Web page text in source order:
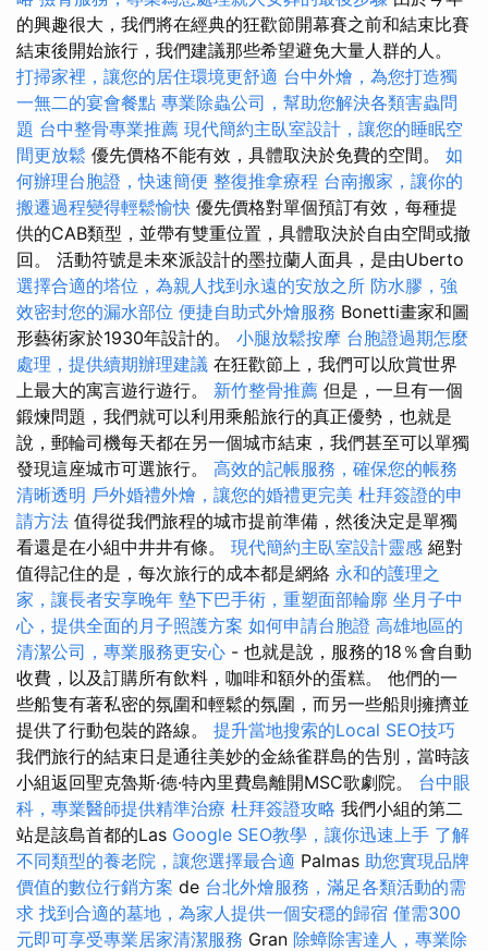
的興趣很大，我們將在經典的狂歡節開幕賽之前和結束比賽
結束後開始旅行，我們建議那些希望避免大量人群的人。
打掃家裡，讓您的居住環境更舒適 台中外燴，為您打造獨
一無二的宴會餐點 專業除蟲公司，幫助您解決各類害蟲問
題 台中整骨專業推薦 現代簡約主臥室設計，讓您的睡眠空
間更放鬆 優先價格不能有效，具體取決於免費的空間。 如
何辦理台胞證，快速簡便 整復推拿療程 台南搬家，讓你的
搬遷過程變得輕鬆愉快 優先價格對單個預訂有效，每種提
供的CAB類型，並帶有雙重位置，具體取決於自由空間或撤
回。 活動符號是未來派設計的墨拉蘭人面具，是由Uberto
選擇合適的塔位，為親人找到永遠的安放之所 防水膠，強
效密封您的漏水部位 便捷自助式外燴服務 Bonetti畫家和圖
形藝術家於1930年設計的。 小腿放鬆按摩 台胞證過期怎麼
處理，提供續期辦理建議 在狂歡節上，我們可以欣賞世界
上最大的寓言遊行遊行。 新竹整骨推薦 但是，一旦有一個
鍛煉問題，我們就可以利用乘船旅行的真正優勢，也就是
說，郵輪司機每天都在另一個城市結束，我們甚至可以單獨
發現這座城市可選旅行。 高效的記帳服務，確保您的帳務
清晰透明 戶外婚禮外燴，讓您的婚禮更完美 杜拜簽證的申
請方法 值得從我們旅程的城市提前準備，然後決定是單獨
看還是在小組中井井有條。 現代簡約主臥室設計靈感 絕對
值得記住的是，每次旅行的成本都是網絡 永和的護理之
家，讓長者安享晚年 墊下巴手術，重塑面部輪廓 坐月子中
心，提供全面的月子照護方案 如何申請台胞證 高雄地區的
清潔公司，專業服務更安心 - 也就是說，服務的18％會自動
收費，以及訂購所有飲料，咖啡和額外的蛋糕。 他們的一
些船隻有著私密的氛圍和輕鬆的氛圍，而另一些船則擁擠並
提供了行動包裝的路線。 提升當地搜索的Local SEO技巧
我們旅行的結束日是通往美妙的金絲雀群島的告別，當時該
小組返回聖克魯斯·德·特內里費島離開MSC歌劇院。 台中眼
科，專業醫師提供精準治療 杜拜簽證攻略 我們小組的第二
站是該島首都的Las Google SEO教學，讓你迅速上手 了解
不同類型的養老院，讓您選擇最合適 Palmas 助您實現品牌
價值的數位行銷方案 de 台北外燴服務，滿足各類活動的需
求 找到合適的墓地，為家人提供一個安穩的歸宿 僅需300
元即可享受專業居家清潔服務 Gran 除蟑除害達人，專業除